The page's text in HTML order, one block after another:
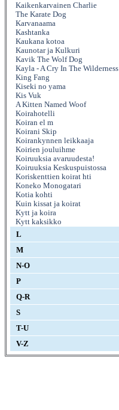
Kaikenkarvainen Charlie
The Karate Dog
Karvanaama
Kashtanka
Kaukana kotoa
Kaunotar ja Kulkuri
Kavik The Wolf Dog
Kayla - A Cry In The Wilderness
King Fang
Kiseki no yama
Kis Vuk
A Kitten Named Woof
Koirahotelli
Koiran el m
Koirani Skip
Koirankynnen leikkaaja
Koirien jouluihme
Koiruuksia avaruudesta!
Koiruuksia Keskuspuistossa
Koriskenttien koirat hti
Koneko Monogatari
Kotia kohti
Kuin kissat ja koirat
Kytt ja koira
Kytt kaksikko
L
M
N-O
P
Q-R
S
T-U
V-Z